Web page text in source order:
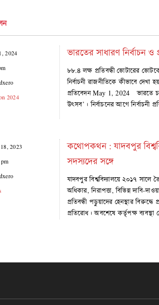
2024
2024
ভারতের সাধারণ নির্বাচন
৮৮.৪ লক্ষ প্রতিবন্ধী ভোটারের
নির্বাচনী রাজনীতিকে কীভাবে
প্রতিবেদন May 1, 2024 ভারতে
উৎসব’। নির্বাচনের আগে নির্বাচনী
2023
কথোপকথন : যাদবপুর
সদস্যদের সঙ্গে
যাদবপুর বিশ্ববিদ্যালয়ে ২০১৭ সালে
অধিকার, নিরাপত্তা, বিভিন্ন দাবি-
প্রতিবন্ধী পড়ুয়াদের হেনস্থার বিরুদ্ধে
প্রতিরোধ। অবশেষে কর্তৃপক্ষ